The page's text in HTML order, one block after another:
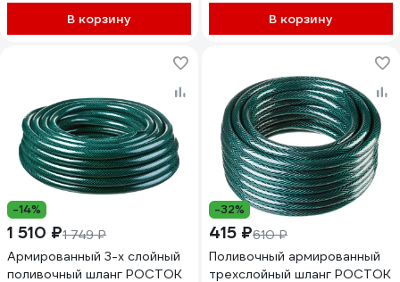
В корзину В корзину
-14%
1 510 ₽1 749 ₽
Армированный 3-х слойный
поливочный шланг РОСТОК
-32%
415 ₽610 ₽
Поливочный армированный
трехслойный шланг РОСТОК